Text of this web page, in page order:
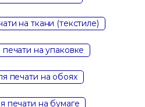
на ткани (текстиле)
на упаковке
печати на обоях
печати на бумаге